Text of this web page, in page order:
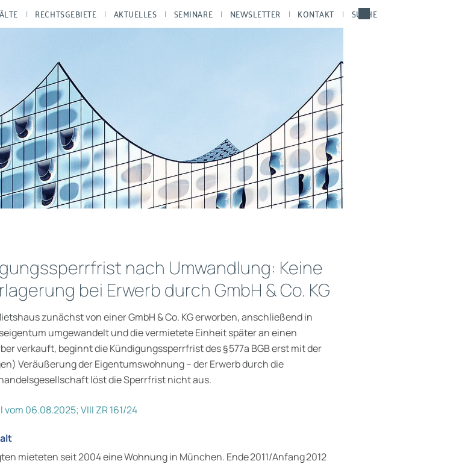
RECHTSGEBIETE AKTUELLES SEMINARE NEWSLETTER KONTAKT SUCHE
nach Umwandlung: Keine
bei Erwerb durch GmbH & Co. KG
zunächst von einer GmbH & Co. KG erworben, anschließend in
umgewandelt und die vermietete Einheit später an einen
verkauft, beginnt die Kündigungssperrfrist des § 577a BGB erst mit der
Veräußerung der Eigentumswohnung – der Erwerb durch die
löst die Sperrfrist nicht aus.
vom 06.08.2025; VIII ZR 161/24
mieteten seit 2004 eine Wohnung in München. Ende 2011/Anfang 2012